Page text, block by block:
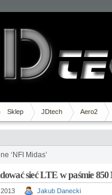
Sklep JDtech Aero2
‘NFI Midas’
sieć LTE w paśmie
Jakub Danecki